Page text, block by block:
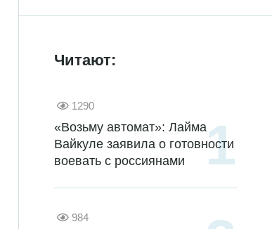
Читают:
1290
«Возьму автомат»: Лайма
Вайкуле заявила о готовности
воевать с россиянами
984